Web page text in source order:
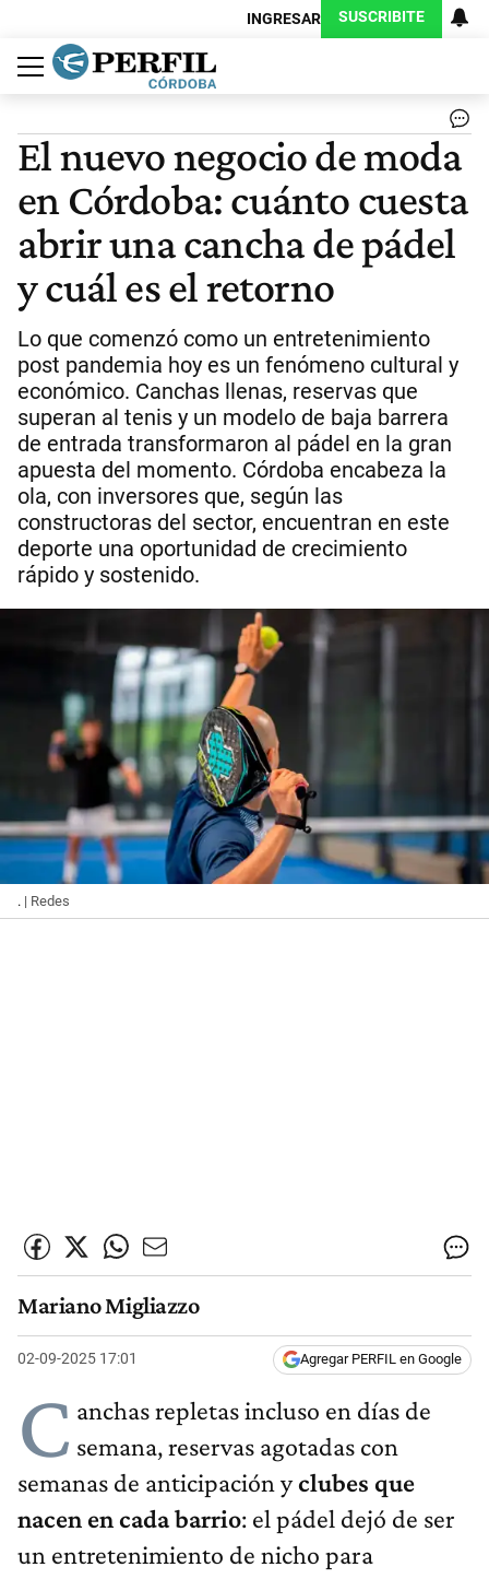
INGRESAR SUSCRIBITE
Política
Economía
Judiciales
Sociedad
Cultura
Espectáculos
Deportes
Protagonistas
El nuevo negocio de moda
en Córdoba: cuánto cuesta
abrir una cancha de pádel
y cuál es el retorno
Lo que comenzó como un entretenimiento
post pandemia hoy es un fenómeno cultural y
económico. Canchas llenas, reservas que
superan al tenis y un modelo de baja barrera
de entrada transformaron al pádel en la gran
apuesta del momento. Córdoba encabeza la
ola, con inversores que, según las
constructoras del sector, encuentran en este
deporte una oportunidad de crecimiento
rápido y sostenido.
. | Redes
Mariano Migliazzo
02-09-2025 17:01 Agregar PERFIL en Google
C anchas repletas incluso en días de
semana, reservas agotadas con
semanas de anticipación yclubes que
nacen en cada barrio: el pádel dejó de ser
un entretenimiento de nicho para